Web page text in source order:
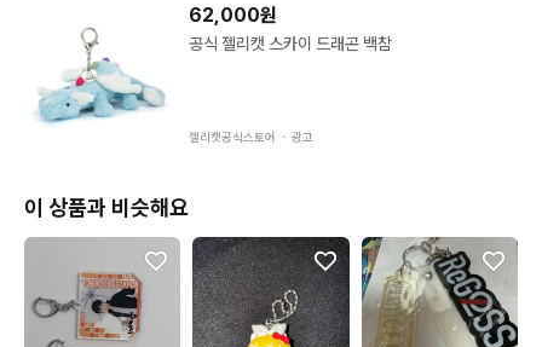
62,000원
공식 젤리캣 스카이 드래곤 백참
젤리캣공식스토어 ・ 광고
이 상품과 비슷해요